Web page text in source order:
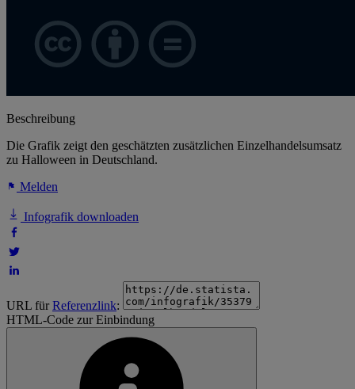
Beschreibung
Die Grafik zeigt den geschätzten zusätzlichen Einzelhandelsumsatz
zu Halloween in Deutschland.
Melden
Infografik downloaden
URL fürReferenzlink:
HTML-Code zur Einbindung